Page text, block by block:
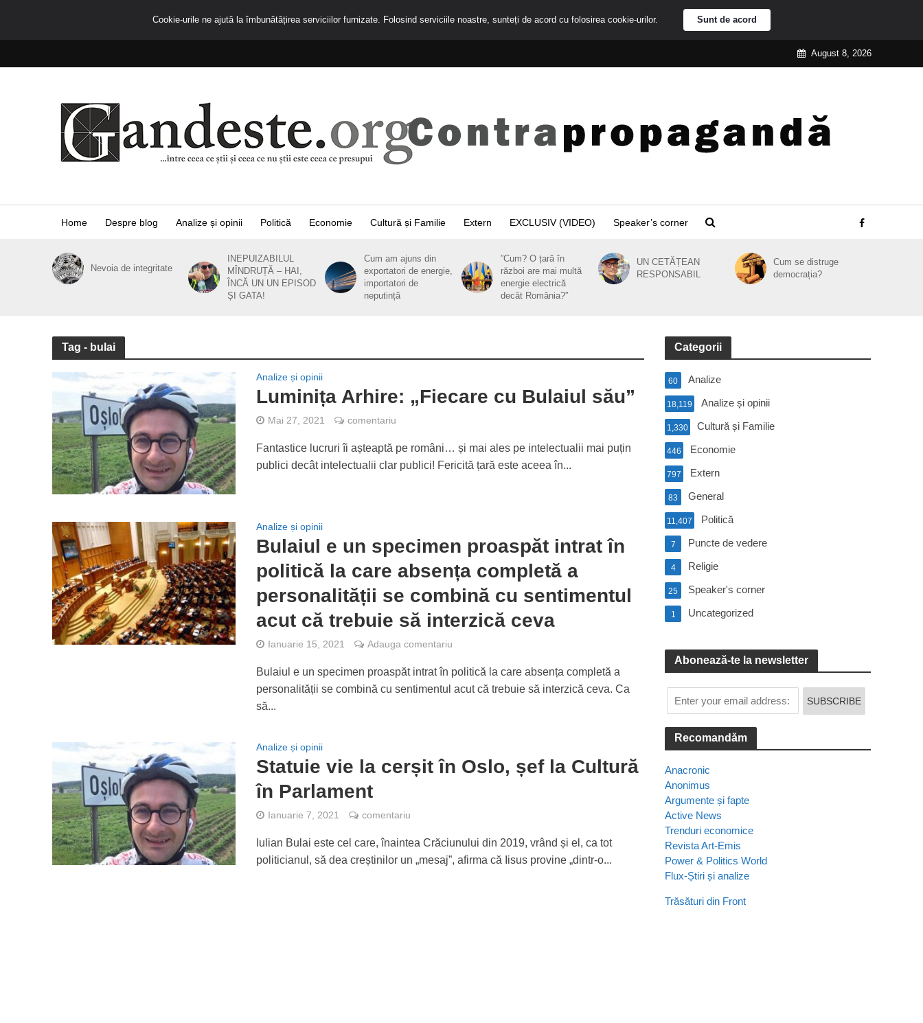
August 8, 2026
Home Despre blog Analize și opinii Politică Economie Cultură și Familie Extern EXCLUSIV (VIDEO) Speaker’s corner
Nevoia de integritate
INEPUIZABILUL
MÎNDRUȚĂ – HAI,
ÎNCĂ UN UN EPISOD
ȘI GATA!
Cum am ajuns din
exportatori de energie,
importatori de
neputință
”Cum? O țară în
război are mai multă
energie electrică
decât România?”
UN CETĂȚEAN
RESPONSABIL
Cum se distruge
democrația?
Tag - bulai
Analize și opinii
Luminița Arhire: „Fiecare cu Bulaiul său”
Mai 27, 2021 comentariu
Fantastice lucruri îi așteaptă pe români… și mai ales pe intelectualii mai puțin
publici decât intelectualii clar publici! Fericită țară este aceea în...
Analize și opinii
Bulaiul e un specimen proaspăt intrat în
politică la care absența completă a
personalității se combină cu sentimentul
acut că trebuie să interzică ceva
Ianuarie 15, 2021 Adauga comentariu
Bulaiul e un specimen proaspăt intrat în politică la care absența completă a
personalității se combină cu sentimentul acut că trebuie să interzică ceva. Ca
să...
Analize și opinii
Statuie vie la cerșit în Oslo, șef la Cultură
în Parlament
Ianuarie 7, 2021 comentariu
Iulian Bulai este cel care, înaintea Crăciunului din 2019, vrând și el, ca tot
politicianul, să dea creștinilor un „mesaj”, afirma că Iisus provine „dintr-o...
Categorii
Analize
60
Analize și opinii
18,119
Cultură și Familie
1,330
Economie
446
Extern
797
General
83
Politică
11,407
Puncte de vedere
7
Religie
4
Speaker's corner
25
Uncategorized
1
Abonează-te la newsletter
Recomandăm
Anacronic
Anonimus
Argumente și fapte
Active News
Trenduri economice
Revista Art-Emis
Power & Politics World
Flux-Știri și analize
Trăsături din Front
Cookie-urile ne ajută la îmbunătățirea serviciilor furnizate. Folosind serviciile noastre, sunteți de acord cu folosirea cookie-urilor. Sunt de acord